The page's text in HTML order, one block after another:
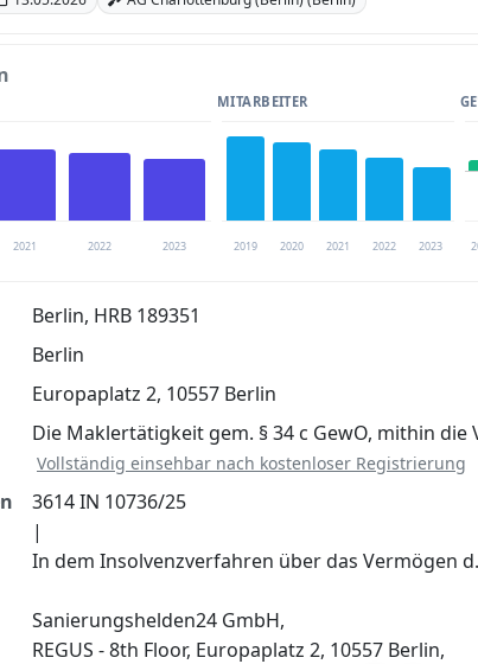
2021 2022 2023
MITARBEITER
2019 2020 2021 2022 2023
nach kostenloser Registrierung verfügbar
Jetzt kostenlos registrieren
Berlin, HRB 189351
Berlin
Europaplatz 2, 10557 Berlin
Die Maklertätigkeit gem. § 34 c GewO, mithin
Vollständig einsehbar nach kostenloser Registrierung
3614 IN 10736/25
|
In dem Insolvenzverfahren über das Vermögen d.
Sanierungshelden24 GmbH,
REGUS - 8th Floor, Europaplatz 2, 10557 Berlin,